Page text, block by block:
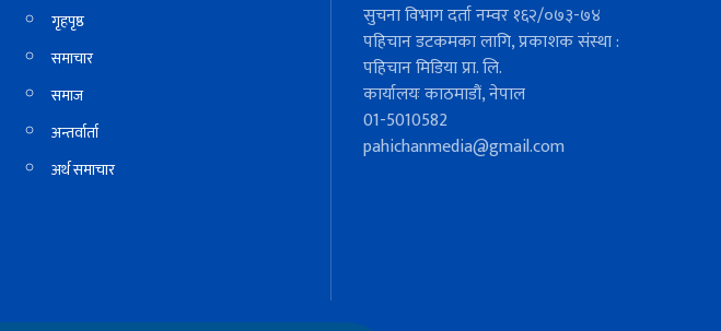
गृहपृष्ठ
समाचार
समाज
अन्तर्वार्ता
अर्थ समाचार
सुचना विभाग दर्ता नम्वर १६२/०७३-७४
पहिचान डटकमका लागि, प्रकाशक संस्था :
पहिचान मिडिया प्रा. लि.
कार्यालयः काठमाडौं, नेपाल
01-5010582
pahichanmedia@gmail.com